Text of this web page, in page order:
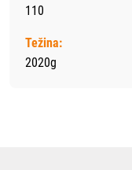
110
Težina:
2020g